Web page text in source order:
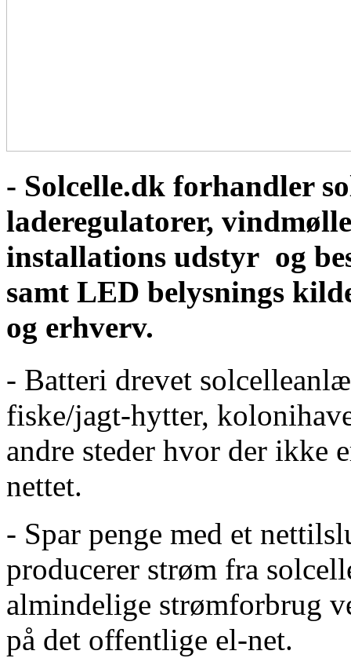
- Solcelle.dk forhandler
laderegulatorer,
installations udstyr og
samt LED belysnings
og erhverv.
- Batteri drevet
fiske/jagt-hytter,
andre steder hvor der ikke
nettet.
- Spar penge med et
producerer strøm fra
almindelige strømforbrug
på det offentlige el-net.